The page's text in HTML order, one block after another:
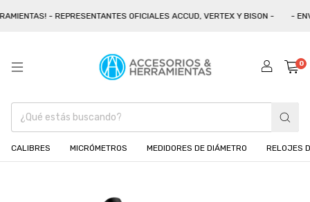
- REPRESENTANTES OFICIALES ACCUD, VERTEX Y BISON - -
0
CALIBRES MICRÓMETROS MEDIDORES DE DIÁMETRO RELOJES